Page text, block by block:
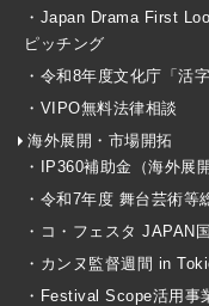
・Japan Drama First
ピッチング
・令和8年度文化庁「活
・VIPO無料法律相談
海外展開・市場開拓
・IP360補助金（海外展
・令和7年度 舞台芸術等
・コ・フェスタ JAPAN
・カンヌ監督週間 in
・Festival Scope活用事